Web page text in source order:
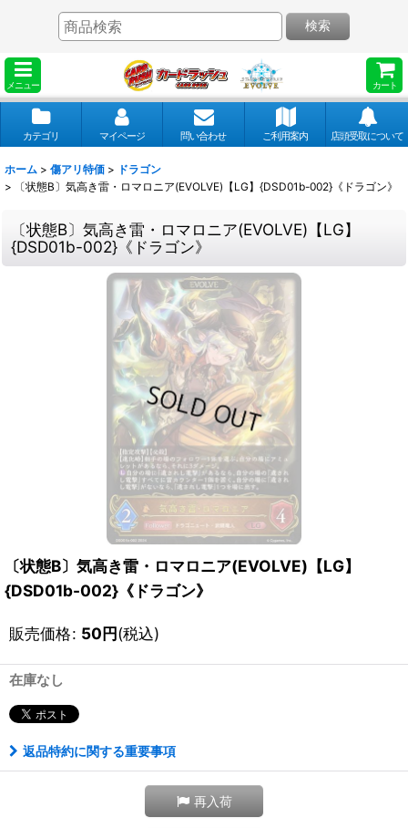
メニュー カート
検索
カテゴリ マイページ 問い合わせ ご利用案内 店頭受取について
ホーム > 傷アリ特価 > ドラゴン
>
〔状態B〕気高き雷・ロマロニア(EVOLVE)【LG】{DSD01b-002}《ドラゴン》
〔状態B〕気高き雷・ロマロニア(EVOLVE)【LG】
{DSD01b-002}《ドラゴン》
〔状態B〕気高き雷・ロマロニア(EVOLVE)【LG】
{DSD01b-002}《ドラゴン》
販売価格: 50円(税込)
在庫なし
返品特約に関する重要事項
再入荷